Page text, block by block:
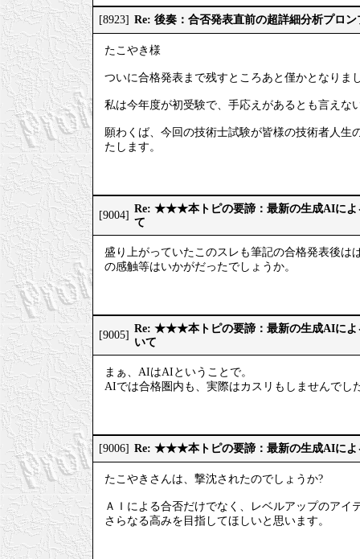
[8923] Re: 後奏：合否発表直前の超詳細分析プロ
たこやき様
ついに合格発表まで残すところあと僅かとなりま
私は今年度が初受験で、手応えがあるとも言えな
願わくば、今回の技術士試験が皆様の技術者人生
たします。
[9004]
Re: ★★★本トピの要諦：最新の生成AIによ
て
盛り上がっていたこのスレも筆記の合格発表後
の感触等はいかがだったでしょうか。
[9005]
Re: ★★★本トピの要諦：最新の生成AIによ
いて
まぁ、AIはAIということで。
AIでは合格圏内も、実際はカスリもしませんでし
[9006] Re: ★★★本トピの要諦：最新の生成AIによ
たこやきさんは、撃沈されたのでしょうか?
ＡＩによる合否だけでなく、レベルアップのアイ
さらなる高みを目指してほしいと思います。